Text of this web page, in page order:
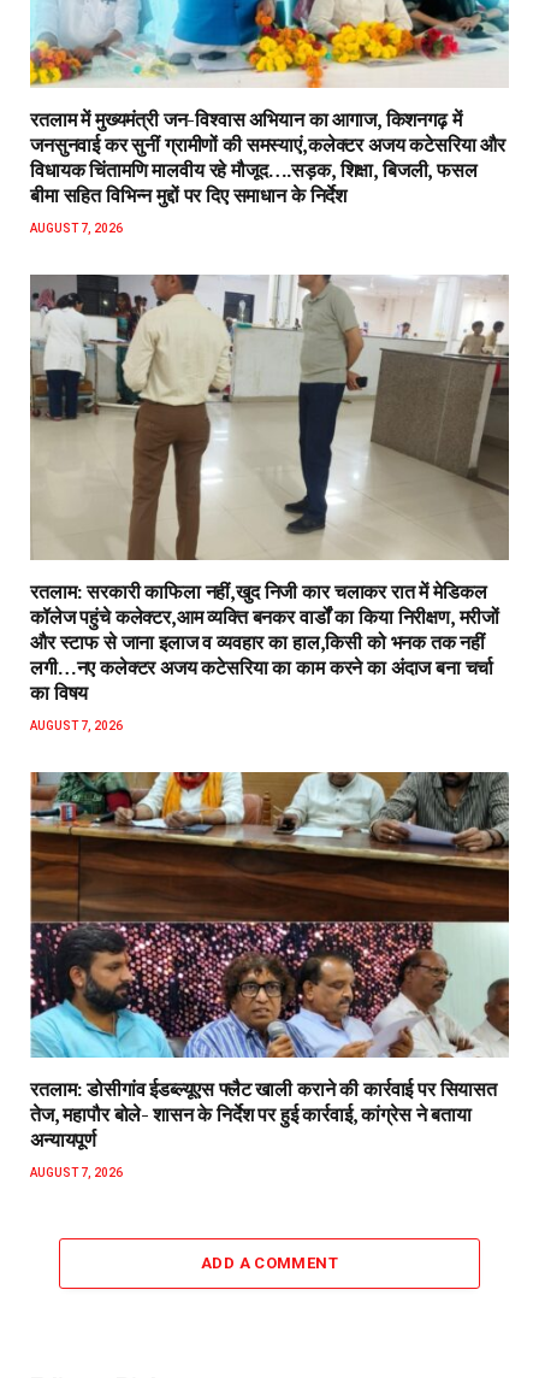
रतलाम में मुख्यमंत्री जन-विश्वास अभियान का आगाज, किशनगढ़ में
जनसुनवाई कर सुनीं ग्रामीणों की समस्याएं,कलेक्टर अजय कटेसरिया और
विधायक चिंतामणि मालवीय रहे मौजूद….सड़क, शिक्षा, बिजली, फसल
बीमा सहित विभिन्न मुद्दों पर दिए समाधान के निर्देश
AUGUST 7, 2026
रतलाम: सरकारी काफिला नहीं,खुद निजी कार चलाकर रात में मेडिकल
कॉलेज पहुंचे कलेक्टर,आम व्यक्ति बनकर वार्डों का किया निरीक्षण, मरीजों
और स्टाफ से जाना इलाज व व्यवहार का हाल,किसी को भनक तक नहीं
लगी…नए कलेक्टर अजय कटेसरिया का काम करने का अंदाज बना चर्चा
का विषय
AUGUST 7, 2026
रतलाम: डोसीगांव ईडब्ल्यूएस फ्लैट खाली कराने की कार्रवाई पर सियासत
तेज, महापौर बोले- शासन के निर्देश पर हुई कार्रवाई, कांग्रेस ने बताया
अन्यायपूर्ण
AUGUST 7, 2026
ADD A COMMENT